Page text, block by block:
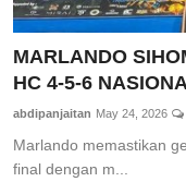
MARLANDO
HC 4-5-6
abdipanjaitan May 24, 2026
Marlando memastikan
final dengan m...